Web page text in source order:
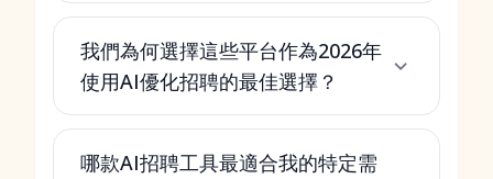
我們為何選擇這些平台作為2026年
使用AI優化招聘的最佳選擇？
哪款AI招聘工具最適合我的特定需